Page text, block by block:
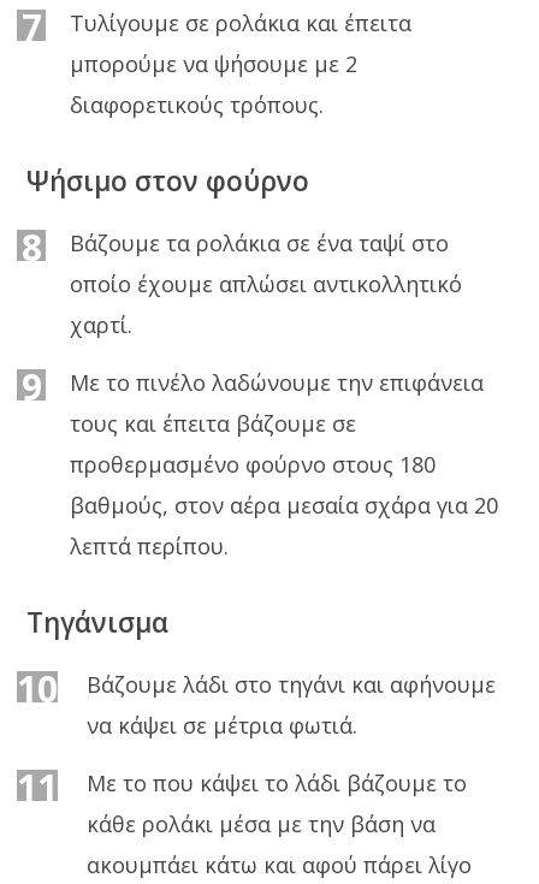
7
Τυλίγουμε σε ρολάκια και έπειτα
μπορούμε να ψήσουμε με 2
διαφορετικούς τρόπους.
Ψήσιμο στον φούρνο
8
Βάζουμε τα ρολάκια σε ένα ταψί στο
οποίο έχουμε απλώσει αντικολλητικό
χαρτί.
9
Με το πινέλο λαδώνουμε την επιφάνεια
τους και έπειτα βάζουμε σε
προθερμασμένο φούρνο στους 180
βαθμούς, στον αέρα μεσαία σχάρα για 20
λεπτά περίπου.
Τηγάνισμα
10
Βάζουμε λάδι στο τηγάνι και αφήνουμε
να κάψει σε μέτρια φωτιά.
11
Με το που κάψει το λάδι βάζουμε το
κάθε ρολάκι μέσα με την βάση να
ακουμπάει κάτω και αφού πάρει λίγο